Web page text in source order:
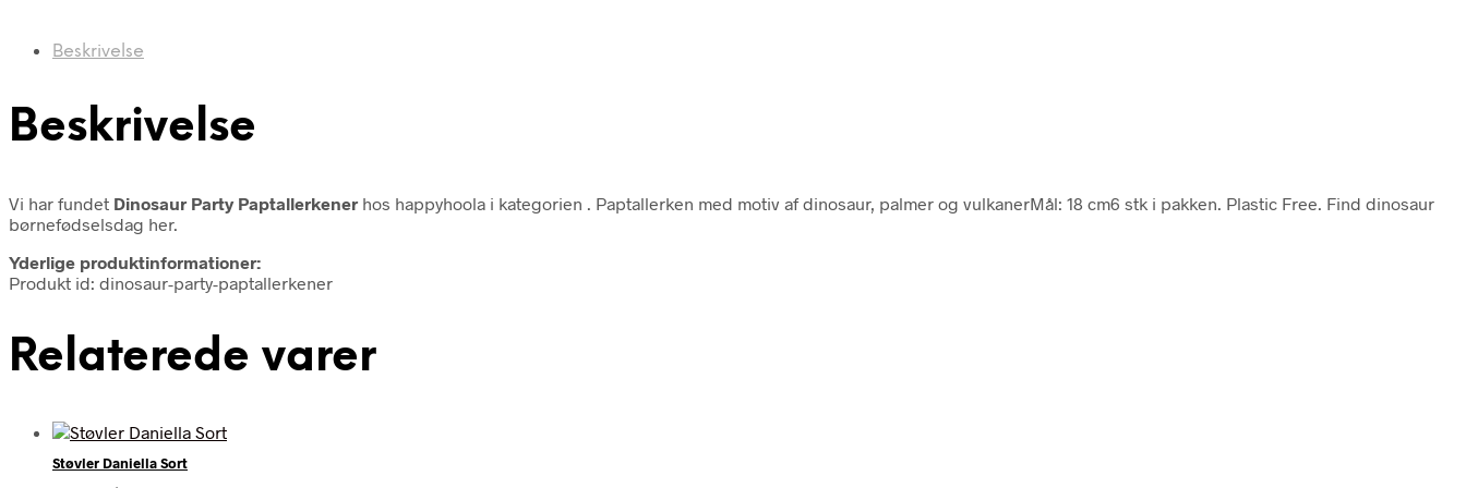
Beskrivelse
Beskrivelse
Vi har fundet Dinosaur Party Paptallerkener hos happyhoola i kategorien
. Paptallerken med motiv af dinosaur, palmer og vulkanerMål: 18 cm6 stk i pakken. Plastic Free. Find dinosaur
børnefødselsdag her.
Yderlige produktinformationer:
Produkt id: dinosaur-party-paptallerkener
Relaterede varer
Støvler Daniella Sort